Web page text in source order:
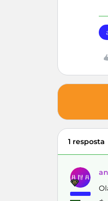
1 resposta